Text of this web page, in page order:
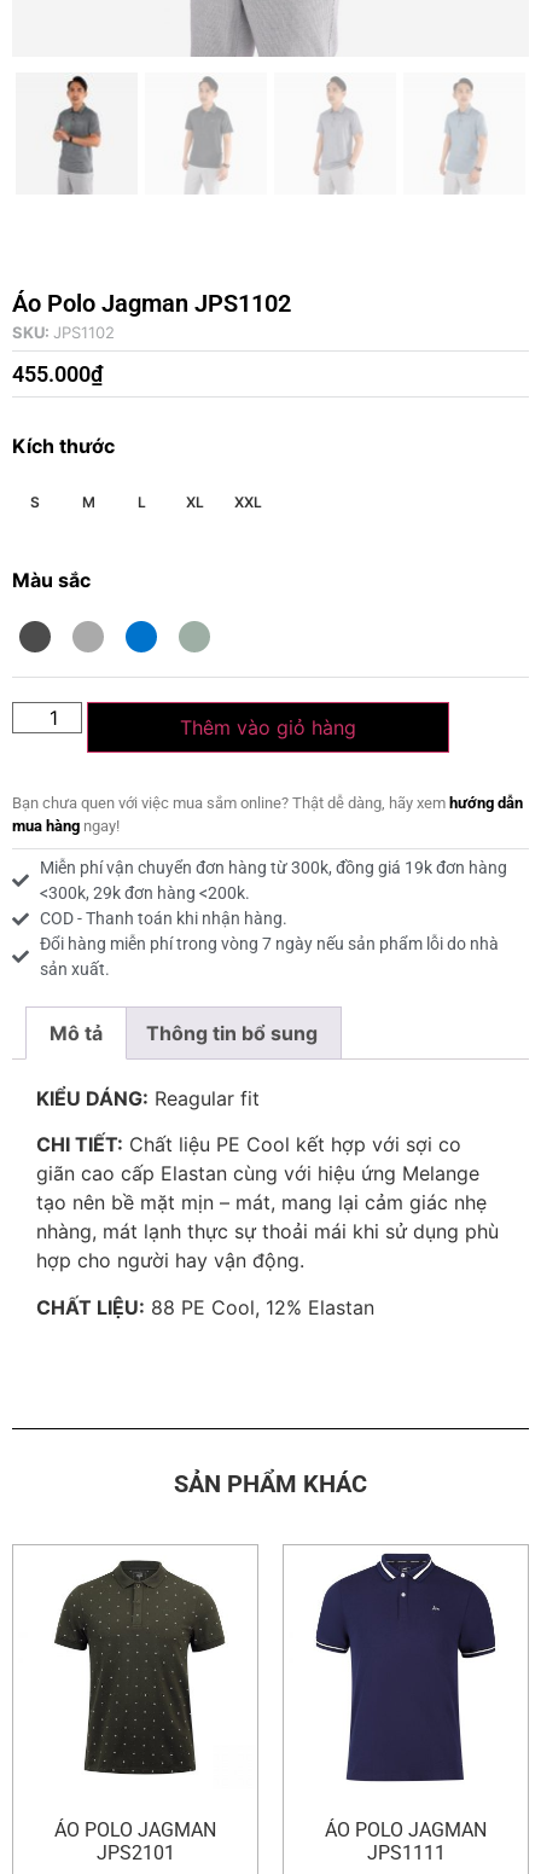
Áo Polo Jagman JPS1102
SKU: JPS1102
455.000₫
Kích thước
S M L XL XXL
Màu sắc
Thêm vào giỏ hàng
Bạn chưa quen với việc mua sắm online? Thật dễ dàng, hãy xem hướng dẫn
mua hàng ngay!
Miễn phí vận chuyển đơn hàng từ 300k, đồng giá 19k đơn hàng
<300k, 29k đơn hàng <200k.
COD - Thanh toán khi nhận hàng.
Đổi hàng miễn phí trong vòng 7 ngày nếu sản phẩm lỗi do nhà
sản xuất.
Mô tả Thông tin bổ sung
KIỂU DÁNG: Reagular fit
CHI TIẾT: Chất liệu PE Cool kết hợp với sợi co
giãn cao cấp Elastan cùng với hiệu ứng Melange
tạo nên bề mặt mịn – mát, mang lại cảm giác nhẹ
nhàng, mát lạnh thực sự thoải mái khi sử dụng phù
hợp cho người hay vận động.
CHẤT LIỆU: 88 PE Cool, 12% Elastan
SẢN PHẨM KHÁC
ÁO POLO JAGMAN
JPS2101
ÁO POLO JAGMAN
JPS1111